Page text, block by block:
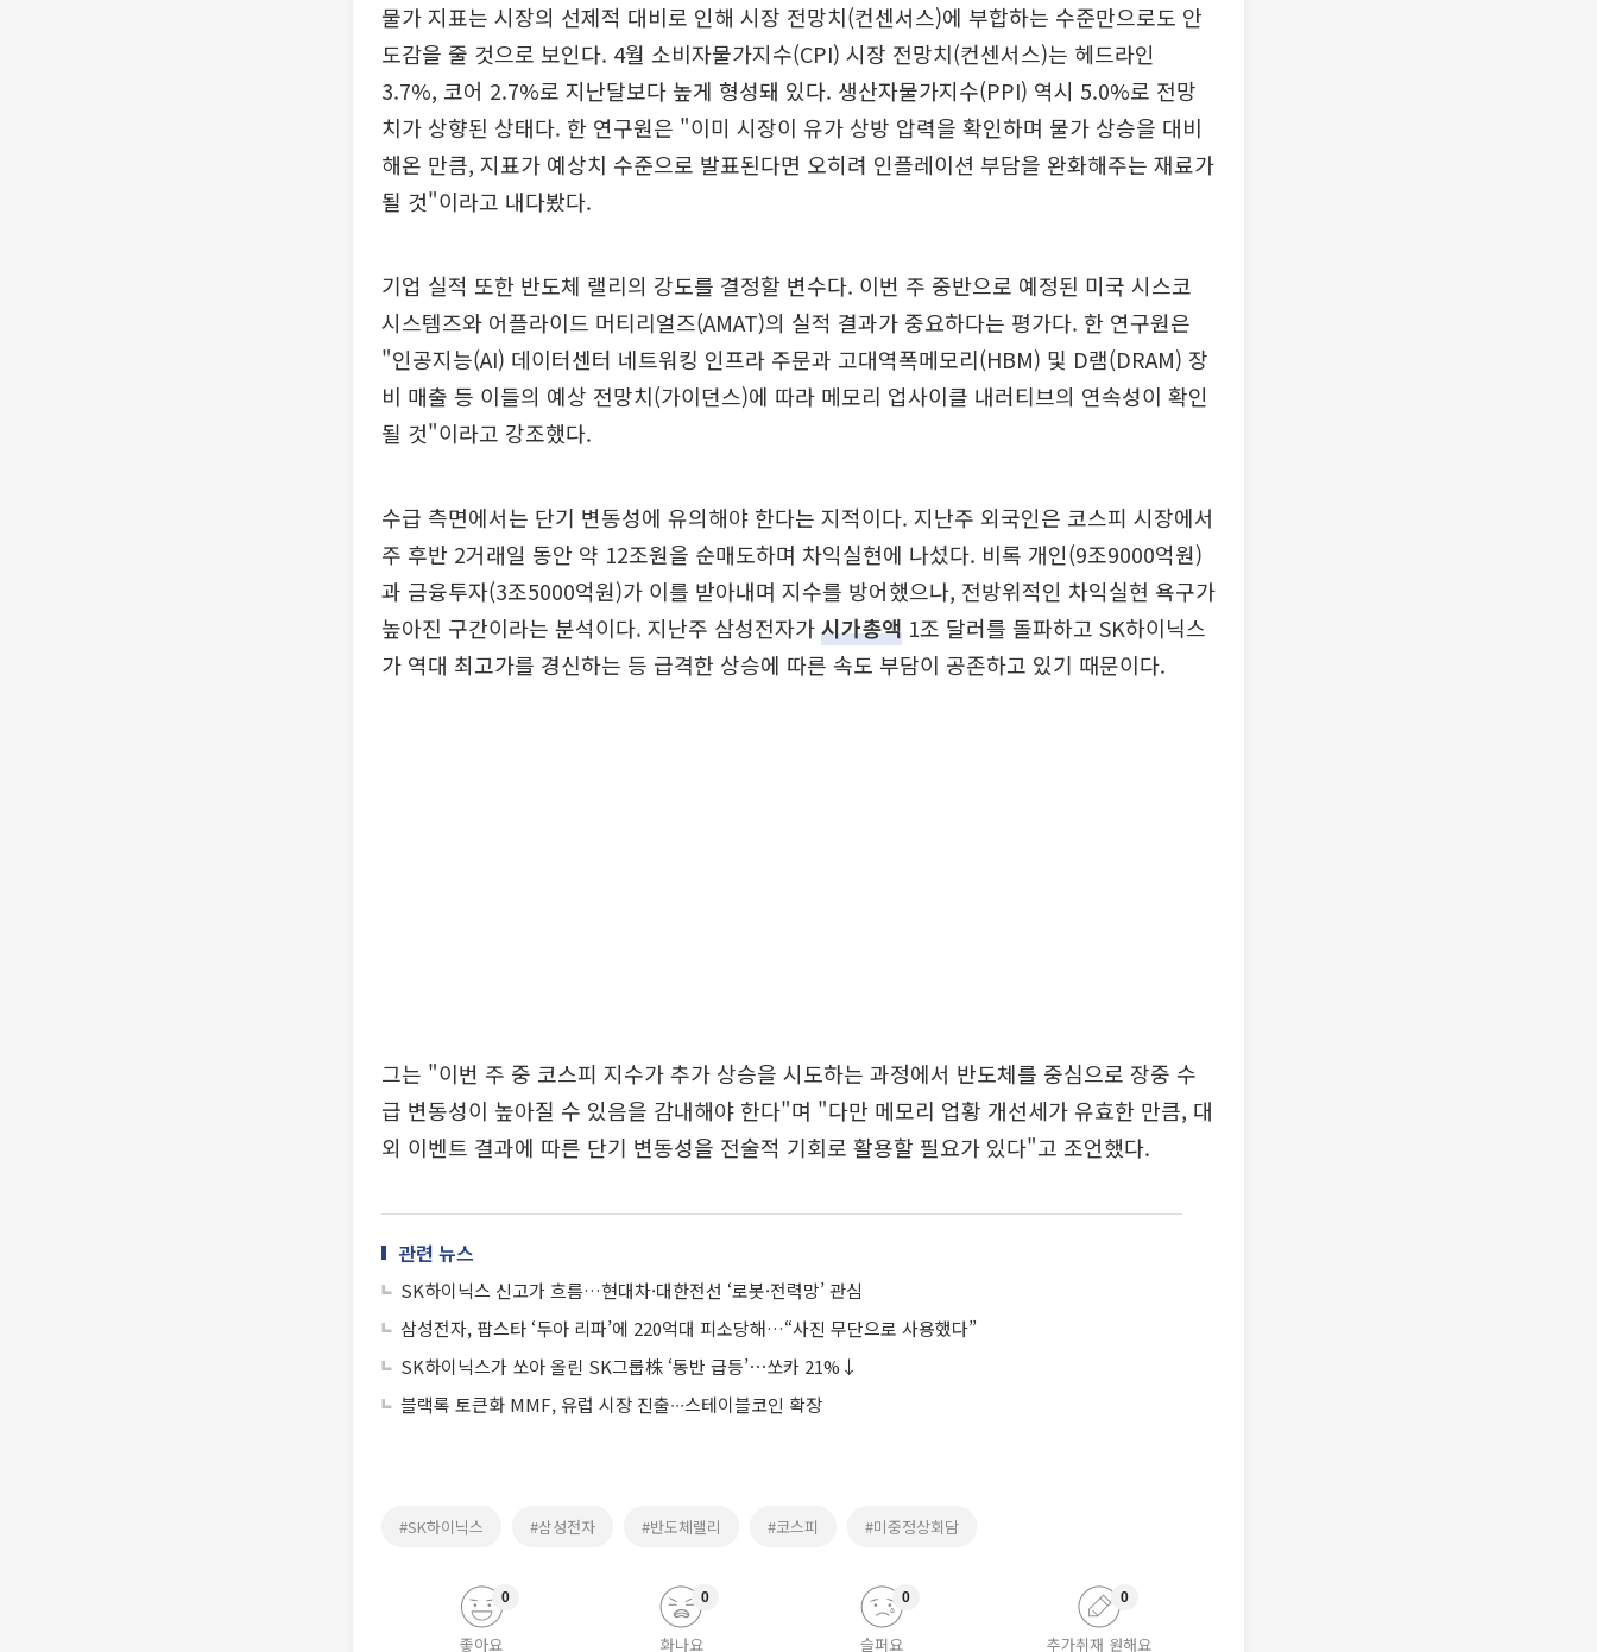
물가 지표는 시장의 선제적 대비로 인해 시장 전망치(컨센서스)에 부합하는 수준만으로도 안
도감을 줄 것으로 보인다. 4월 소비자물가지수(CPI) 시장 전망치(컨센서스)는 헤드라인
3.7%, 코어 2.7%로 지난달보다 높게 형성돼 있다. 생산자물가지수(PPI) 역시 5.0%로 전망
치가 상향된 상태다. 한 연구원은 "이미 시장이 유가 상방 압력을 확인하며 물가 상승을 대비
해온 만큼, 지표가 예상치 수준으로 발표된다면 오히려 인플레이션 부담을 완화해주는 재료가
될 것"이라고 내다봤다.
기업 실적 또한 반도체 랠리의 강도를 결정할 변수다. 이번 주 중반으로 예정된 미국 시스코
시스템즈와 어플라이드 머티리얼즈(AMAT)의 실적 결과가 중요하다는 평가다. 한 연구원은
"인공지능(AI) 데이터센터 네트워킹 인프라 주문과 고대역폭메모리(HBM) 및 D램(DRAM) 장
비 매출 등 이들의 예상 전망치(가이던스)에 따라 메모리 업사이클 내러티브의 연속성이 확인
될 것"이라고 강조했다.
수급 측면에서는 단기 변동성에 유의해야 한다는 지적이다. 지난주 외국인은 코스피 시장에서
주 후반 2거래일 동안 약 12조원을 순매도하며 차익실현에 나섰다. 비록 개인(9조9000억원)
과 금융투자(3조5000억원)가 이를 받아내며 지수를 방어했으나, 전방위적인 차익실현 욕구가
높아진 구간이라는 분석이다. 지난주 삼성전자가시가총액 1조 달러를 돌파하고 SK하이닉스
가 역대 최고가를 경신하는 등 급격한 상승에 따른 속도 부담이 공존하고 있기 때문이다.
그는 "이번 주 중 코스피 지수가 추가 상승을 시도하는 과정에서 반도체를 중심으로 장중 수
급 변동성이 높아질 수 있음을 감내해야 한다"며 "다만 메모리 업황 개선세가 유효한 만큼, 대
외 이벤트 결과에 따른 단기 변동성을 전술적 기회로 활용할 필요가 있다"고 조언했다.
관련 뉴스
SK하이닉스 신고가 흐름…현대차·대한전선 ‘로봇·전력망’ 관심
삼성전자, 팝스타 ‘두아 리파’에 220억대 피소당해…“사진 무단으로 사용했다”
SK하이닉스가 쏘아 올린 SK그룹株 ‘동반 급등’⋯쏘카 21%↓
블랙록 토큰화 MMF, 유럽 시장 진출∙∙∙스테이블코인 확장
#SK하이닉스 #삼성전자 #반도체랠리 #코스피 #미중정상회담
좋아요
0
화나요
0
슬퍼요
0
추가취재 원해요
0